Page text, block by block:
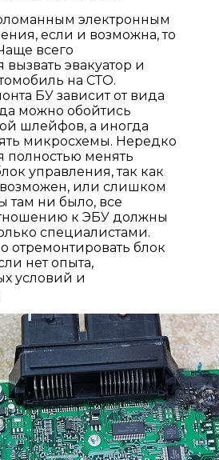
электронным
если и возможна, то
всего
эвакуатор и
на СТО.
БУ зависит от вида
можно обойтись
шлейфов, а иногда
микросхемы. Нередко
полностью менять
управления, так как
или слишком
там ни было, все
к ЭБУ должны
специалистами.
отремонтировать блок
нет опыта,
условий и